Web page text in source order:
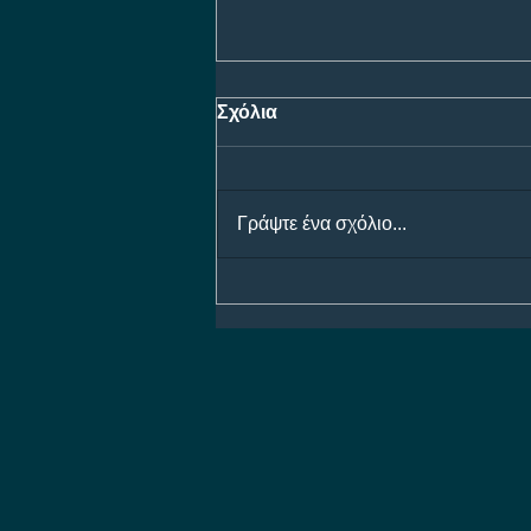
Σχόλια
Γράψτε ένα σχόλιο...